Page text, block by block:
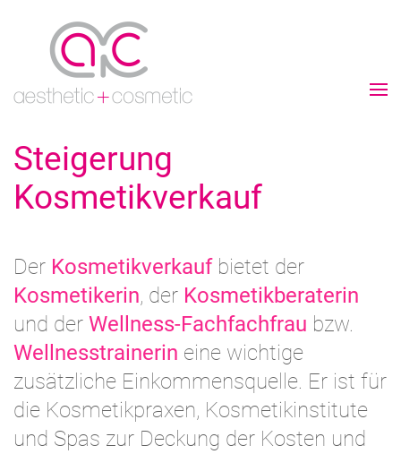
Steigerung
Kosmetikverkauf
Der Kosmetikverkaufbietet der
Kosmetikerin, der Kosmetikberaterin
und der Wellness-Fachfachfrau bzw.
Wellnesstrainerin eine wichtige
zusätzliche Einkommensquelle. Er ist für
die Kosmetikpraxen, Kosmetikinstitute
und Spas zur Deckung der Kosten und